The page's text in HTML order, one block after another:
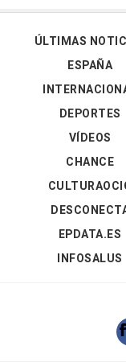
ÚLTIMAS
ESPAÑA
DEPORTES
VÍDEOS
CHANCE
EPDATA.ES
INFOSALUS